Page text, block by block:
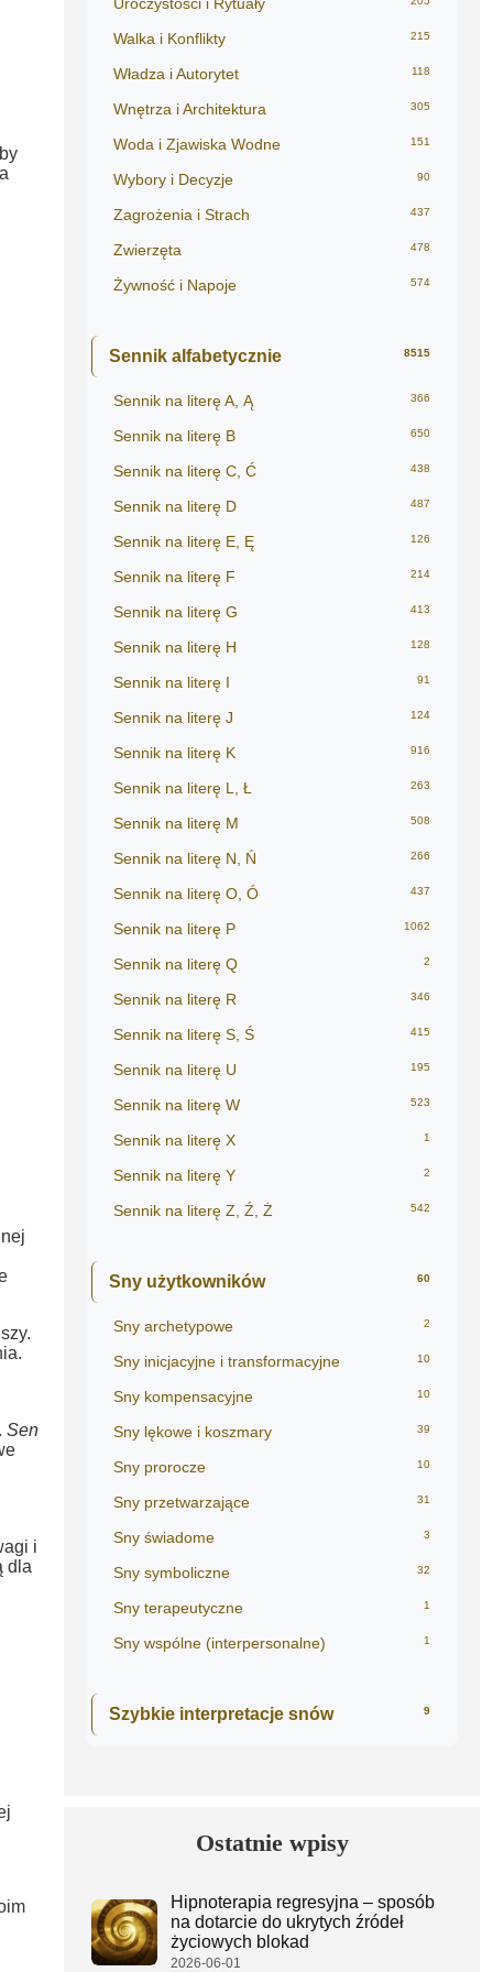
Sen
i
dla
Walka i Konflikty 215
Władza i Autorytet 118
Wnętrza i Architektura 305
Woda i Zjawiska Wodne 151
Wybory i Decyzje 90
Zagrożenia i Strach 437
Zwierzęta 478
Żywność i Napoje 574
Sennik alfabetycznie 8515
Sennik na literę A, Ą 366
Sennik na literę B 650
Sennik na literę C, Ć 438
Sennik na literę D 487
Sennik na literę E, Ę 126
Sennik na literę F 214
Sennik na literę G 413
Sennik na literę H 128
Sennik na literę I 91
Sennik na literę J 124
Sennik na literę K 916
Sennik na literę L, Ł 263
Sennik na literę M 508
Sennik na literę N, Ń 266
Sennik na literę O, Ó 437
Sennik na literę P 1062
Sennik na literę Q 2
Sennik na literę R 346
Sennik na literę S, Ś 415
Sennik na literę U 195
Sennik na literę W 523
Sennik na literę X 1
Sennik na literę Y 2
Sennik na literę Z, Ź, Ż 542
Sny użytkowników 60
Sny archetypowe 2
Sny inicjacyjne i transformacyjne 10
Sny kompensacyjne 10
Sny lękowe i koszmary 39
Sny prorocze 10
Sny przetwarzające 31
Sny świadome 3
Sny symboliczne 32
Sny terapeutyczne 1
Sny wspólne (interpersonalne) 1
Szybkie interpretacje snów 9
Ostatnie wpisy
Hipnoterapia regresyjna – sposób
na dotarcie do ukrytych źródeł
życiowych blokad
2026-06-01